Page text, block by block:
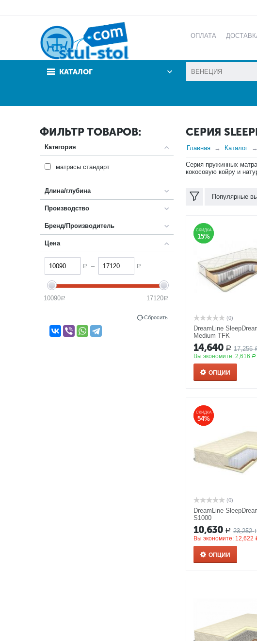
ОПЛАТА
КАТАЛОГ
ФИЛЬТР ТОВАРОВ:
Категория
матрасы стандарт
Длина/глубина
Производство
Бренд/Производитель
Цена
Р – Р
10090Р 17120Р
Сбросить
СЕРИЯ
Главная Каталог
Серия пружинных
кокосовую койру и
Популярные
СКИДКА
15%
СКИДКА
15%
(0)
DreamLine
Medium TFK
14,640 Р 17,256
Вы экономите:2,616 Р
ОПЦИИ
СКИДКА
54%
СКИДКА
54%
(0)
DreamLine
S1000
10,630 Р 23,252
Вы экономите: 12,622
ОПЦИИ